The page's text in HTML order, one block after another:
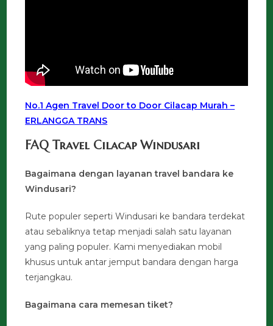
No.1 Agen Travel Door to Door Cilacap Murah –
ERLANGGA TRANS
FAQ Travel Cilacap Windusari
Bagaimana dengan layanan travel bandara ke
Windusari?
Rute populer seperti Windusari ke bandara terdekat
atau sebaliknya tetap menjadi salah satu layanan
yang paling populer. Kami menyediakan mobil
khusus untuk antar jemput bandara dengan harga
terjangkau.
Bagaimana cara memesan tiket?